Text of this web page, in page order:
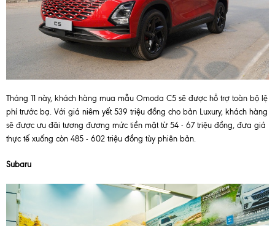
Tháng 11 này, khách hàng mua mẫu Omoda C5 sẽ được hỗ trợ toàn bộ lệ
phí trước bạ. Với giá niêm yết 539 triệu đồng cho bản Luxury, khách hàng
sẽ được ưu đãi tương đương mức tiền mặt từ 54 - 67 triệu đồng, đưa giá
thực tế xuống còn 485 - 602 triệu đồng tùy phiên bản.
Subaru